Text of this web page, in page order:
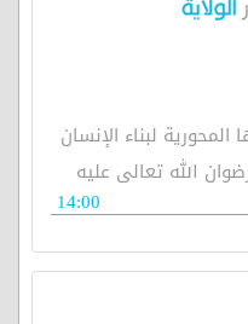
المحورية لبناء الإنسان
الله تعالى عليه
14:00